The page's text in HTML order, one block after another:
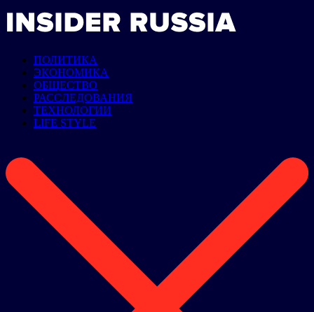
ПОЛИТИКА
ЭКОНОМИКА
ОБЩЕСТВО
РАССЛЕДОВАНИЯ
ТЕХНОЛОГИИ
LIFE STYLE